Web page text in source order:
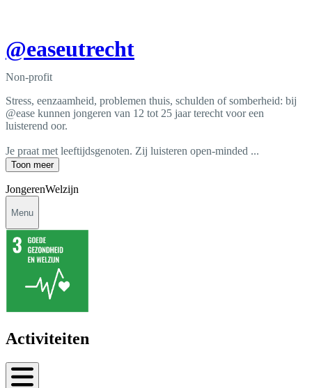
@easeutrecht
Non-profit
Stress, eenzaamheid, problemen thuis, schulden of somberheid: bij
@ease kunnen jongeren van 12 tot 25 jaar terecht voor een
luisterend oor.
Je praat met leeftijdsgenoten. Zij luisteren open-minded ...
Toon meer
JongerenWelzijn
Menu
Activiteiten